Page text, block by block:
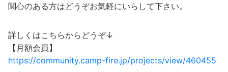
関心のある方はどうぞお気軽にいらして下さい。
詳しくはこちらからどうぞ↓
【月額会員】
https://community.camp-fire.jp/projects/view/460455